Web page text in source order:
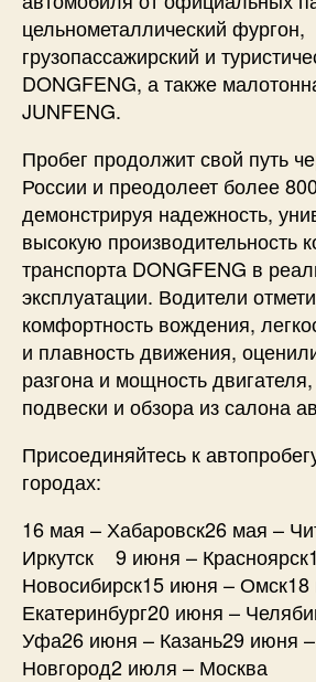
цельнометаллический фургон,
грузопассажирский и
DONGFENG, а также
JUNFENG.
Пробег продолжит свой путь
России и преодолеет более
демонстрируя надежность,
высокую производительность
транспорта DONGFENG в
эксплуатации. Водители
комфортность вождения,
и плавность движения,
разгона и мощность
подвески и обзора из салона
Присоединяйтесь к
городах:
16 мая – Хабаровск26 мая –
Иркутск 9 июня –
Новосибирск15 июня –
Екатеринбург20 июня –
Уфа26 июня – Казань29 июня
Новгород2 июля – Москва